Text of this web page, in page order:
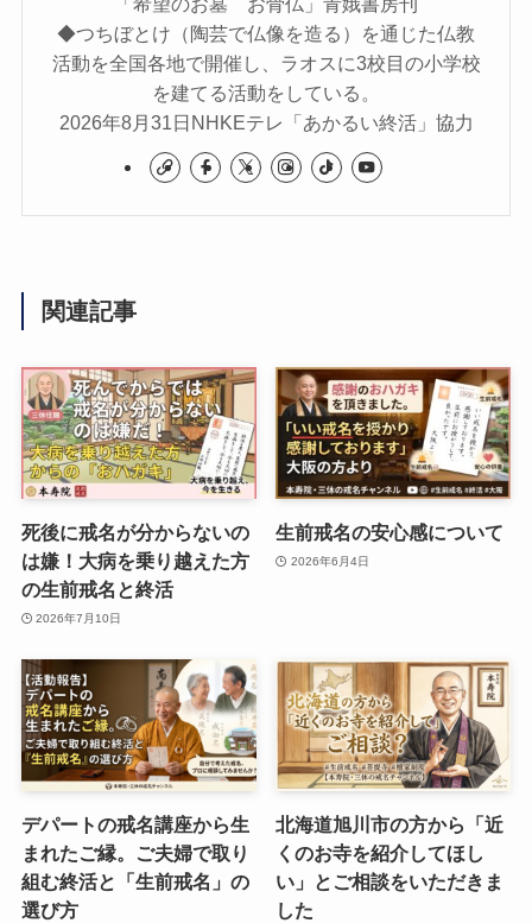
◆つちぼとけ（陶芸で仏像を造る）を通じた仏教
活動を全国各地で開催し、ラオスに3校目の小学校
を建てる活動をしている。
2026年8月31日NHKEテレ「あかるい終活」協力
関連記事
死後に戒名が分からないの
は嫌！大病を乗り越えた方
の生前戒名と終活
2026年7月10日
生前戒名の安心感について
2026年6月4日
デパートの戒名講座から生
まれたご縁。ご夫婦で取り
組む終活と「生前戒名」の
選び方
北海道旭川市の方から「近
くのお寺を紹介してほし
い」とご相談をいただきま
した